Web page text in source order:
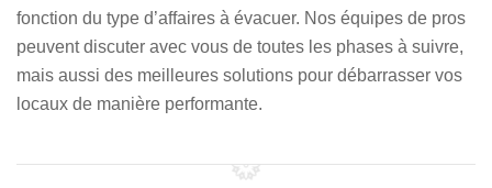
fonction du type d’affaires à évacuer. Nos équipes de pros
peuvent discuter avec vous de toutes les phases à suivre,
mais aussi des meilleures solutions pour débarrasser vos
locaux de manière performante.